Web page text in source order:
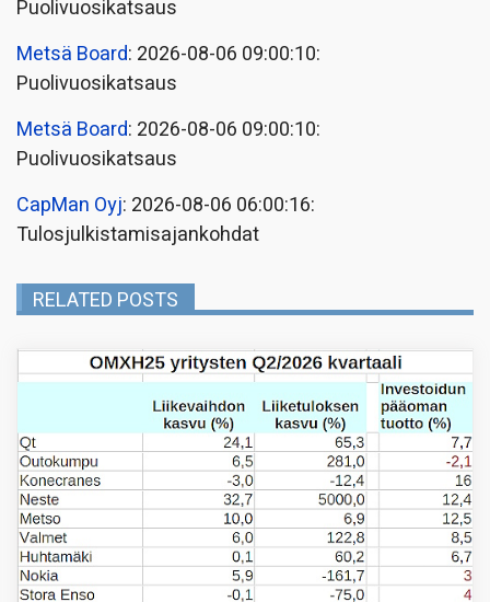
Puolivuosikatsaus
Metsä Board: 2026-08-06 09:00:10:
Puolivuosikatsaus
Metsä Board: 2026-08-06 09:00:10:
Puolivuosikatsaus
CapMan Oyj: 2026-08-06 06:00:16:
Tulosjulkistamisajankohdat
RELATED POSTS